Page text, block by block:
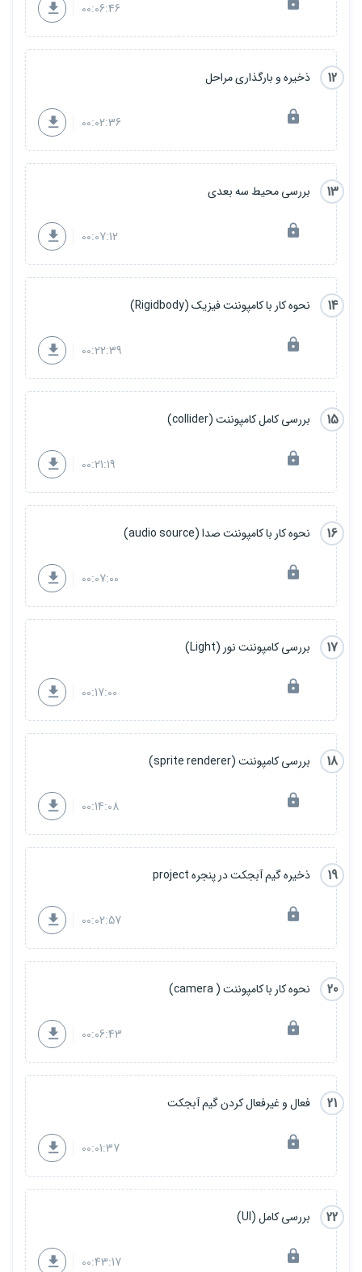
00:06:46
12 ذخیره و بارگذاری مراحل
00:02:36
13 بررسی محیط سه بعدی
00:07:12
14 نحوه کار با کامپوننت فیزیک (Rigidbody)
00:22:39
15 بررسی کامل کامپوننت (collider)
00:21:19
16 نحوه کار با کامپوننت صدا (audio source)
00:07:00
17 بررسی کامپوننت نور (Light)
00:17:00
18 بررسی کامپوننت (sprite renderer)
00:14:08
19 ذخیره گیم آبجکت در پنجره project
00:02:57
20 نحوه کار با کامپوننت ( camera)
00:06:43
21 فعال و غیرفعال کردن گیم آبجکت
00:01:37
22 بررسی کامل (UI)
00:43:17